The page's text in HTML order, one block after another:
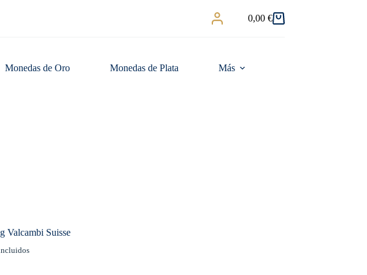
Carro
0,00 €
Monedas de Oro Monedas de Plata Más
Valcambi Suisse